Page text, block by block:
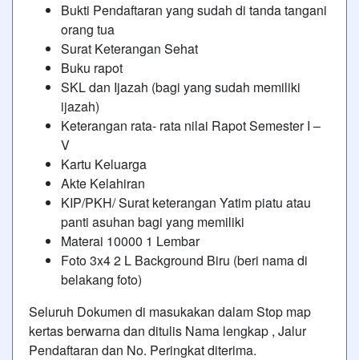
Bukti Pendaftaran yang sudah di tanda tangani
orang tua
Surat Keterangan Sehat
Buku rapot
SKL dan Ijazah (bagi yang sudah memiliki
ijazah)
Keterangan rata- rata nilai Rapot Semester I –
V
Kartu Keluarga
Akte Kelahiran
KIP/PKH/ Surat keterangan Yatim piatu atau
panti asuhan bagi yang memiliki
Materai 10000 1 Lembar
Foto 3x4 2 L Background Biru (beri nama di
belakang foto)
Seluruh Dokumen di masukakan dalam Stop map
kertas berwarna dan ditulis Nama lengkap , Jalur
Pendaftaran dan No. Peringkat diterima.